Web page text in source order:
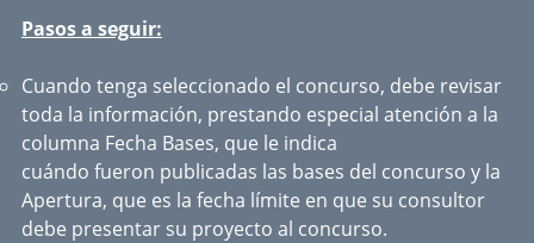
Pasos a seguir:
Cuando tenga seleccionado el concurso, debe revisar
toda la información, prestando especial atención a la
columna Fecha Bases, que le indica
cuándo fueron publicadas las bases del concurso y la
Apertura, que es la fecha límite en que su consultor
debe presentar su proyecto al concurso.